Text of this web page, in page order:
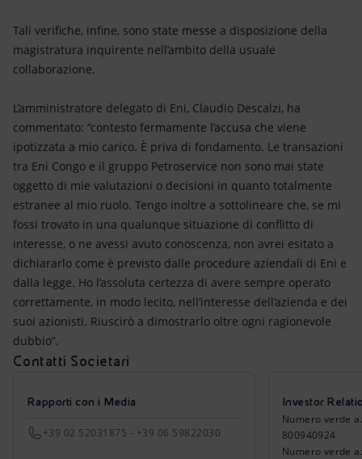
Tali verifiche, infine, sono state messe a disposizione della
magistratura inquirente nell’ambito della usuale
collaborazione.
L’amministratore delegato di Eni, Claudio Descalzi, ha
commentato: “contesto fermamente l’accusa che viene
ipotizzata a mio carico. È priva di fondamento. Le transazioni
tra Eni Congo e il gruppo Petroservice non sono mai state
oggetto di mie valutazioni o decisioni in quanto totalmente
estranee al mio ruolo. Tengo inoltre a sottolineare che, se mi
fossi trovato in una qualunque situazione di conflitto di
interesse, o ne avessi avuto conoscenza, non avrei esitato a
dichiararlo come è previsto dalle procedure aziendali di Eni e
dalla legge. Ho l’assoluta certezza di avere sempre operato
correttamente, in modo lecito, nell’interesse dell’azienda e dei
suoi azionisti. Riuscirò a dimostrarlo oltre ogni ragionevole
dubbio”.
Contatti Societari
Rapporti con i Media
+39 02 52031875 - +39 06 59822030
Investor
Numero verde
800940924
Numero verde